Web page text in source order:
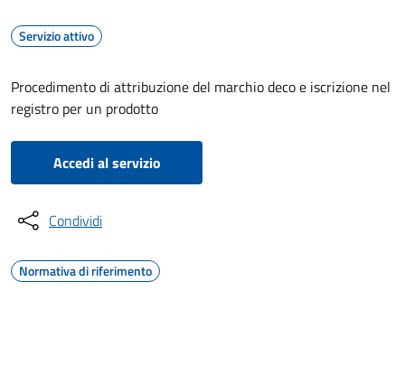
Servizio attivo
Procedimento di attribuzione del marchio deco e iscrizione nel
registro per un prodotto
Accedi al servizio
Condividi
Normativa di riferimento